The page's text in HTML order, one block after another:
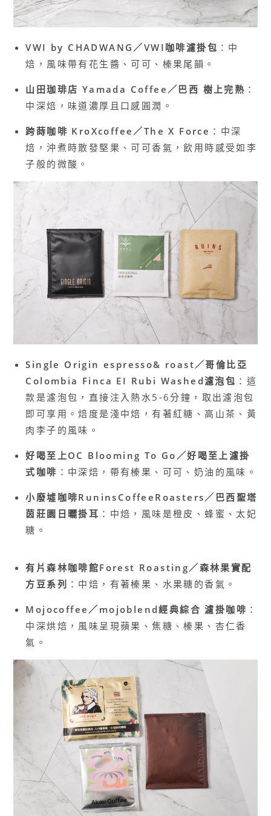
VWI by CHADWANG／VWI咖啡濾掛包 ：中
焙，風味帶有花生醬、可可、榛果尾韻。
山田珈琲店 Yamada Coffee／巴西 樹上完熟 ：
中深焙，味道濃厚且口感圓潤。
跨蒔咖啡 KroXcoffee／The X Force ：中深
焙，沖煮時散發堅果、可可香氣，飲用時感受如李
子般的微酸。
Single Origin espresso& roast／哥倫比亞
Colombia Finca EI Rubi Washed濾泡包 ：這
款是濾泡包，直接注入熱水5-6分鐘，取出濾泡包
即可享用。焙度是淺中焙，有著紅糖、高山茶、黃
肉李子的風味。
好喝至上OC Blooming To Go／好喝至上濾掛
式咖啡 ：中深焙，帶有榛果、可可、奶油的風味。
小廢墟咖啡RuninsCoffeeRoasters／巴西聖塔
茵莊園日曬掛耳 ：中焙，風味是橙皮、蜂蜜、太妃
糖。
有片森林咖啡館Forest Roasting／森林果實配
方豆系列 ：中焙，有著榛果、水果糖的香氣。
Mojocoffee／mojoblend經典綜合 濾掛咖啡 ：
中深烘焙，風味呈現蘋果、焦糖、榛果、杏仁香
氣。